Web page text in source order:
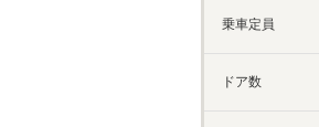
乗車定員
ドア数